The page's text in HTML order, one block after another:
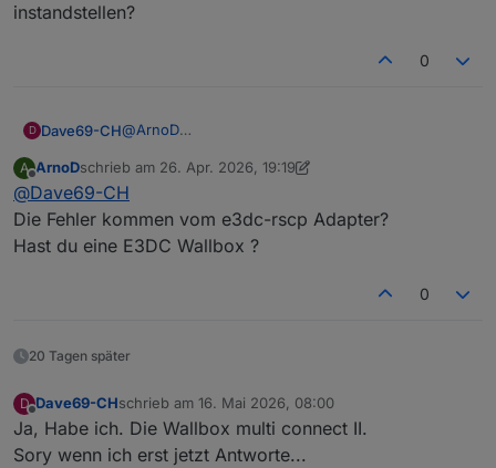
instandstellen?
0
D Dave69-CH@ArnoD
betrifft.
Habe nur den Node js aktualisiert und den ganzen
PC neu gebootet (hätte ich das nicht tun sollen?)
Was ich seit längerem (seit charge control läuft)
habe ist 4 warn.
ERROR WB_REQ_ENERGY_ALL
ERROR WB_REQ_PM-POWER_L1
ERROR WB_REQ_PM-POWER_L2
kann mann die irgend wie abschalten oder
A
Offline
ArnoDschrieb am 26. Apr. 2026, 19:19
zuletzt editiert von ArnoD
@Dave69-CH
Die Fehler kommen vom e3dc-rscp Adapter?
Hast du eine E3DC Wallbox ?
0
20 Tagen später
D
Offline
Dave69-CHschrieb am 16. Mai 2026, 08:00
zuletzt editiert von
Ja, Habe ich. Die Wallbox multi connect II.
Sory wenn ich erst jetzt Antworte...